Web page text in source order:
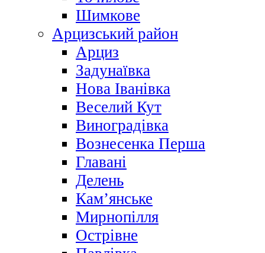
Шимкове
Арцизський район
Арциз
Задунаївка
Нова Іванівка
Веселий Кут
Виноградівка
Вознесенка Перша
Главані
Делень
Кам’янське
Мирнопілля
Острівне